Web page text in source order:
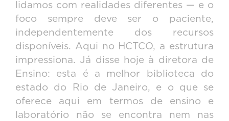
lidamos com realidades diferentes — e o
foco sempre deve ser o paciente,
independentemente dos recursos
disponíveis. Aqui no HCTCO, a estrutura
impressiona. Já disse hoje à diretora de
Ensino: esta é a melhor biblioteca do
estado do Rio de Janeiro, e o que se
oferece aqui em termos de ensino e
laboratório não se encontra nem nas